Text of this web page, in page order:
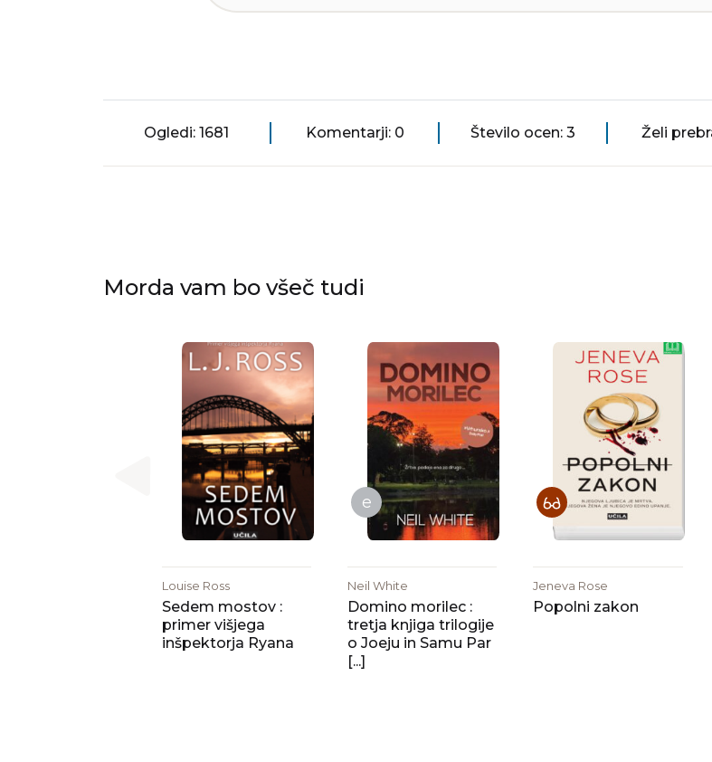
Ogledi: 1681 Komentarji: 0 Število ocen: 3 Želi
Morda vam bo všeč tudi
Louise Ross
Sedem mostov :
primer višjega
inšpektorja Ryana
e
Neil White
Domino morilec :
tretja knjiga trilogije
o Joeju in Samu Par
[...]
Jeneva Rose
Popolni zakon